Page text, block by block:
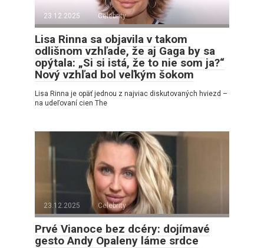
23.12.2025 Celebrity
Lisa Rinna sa objavila v takom
odlišnom vzhľade, že aj Gaga by sa
opýtala: „Si si istá, že to nie som ja?“
Nový vzhľad bol veľkým šokom
Lisa Rinna je opäť jednou z najviac diskutovaných hviezd –
na udeľovaní cien The
23.12.2025 Celebrity
Prvé Vianoce bez dcéry: dojímavé
gesto Andy Opaleny láme srdce